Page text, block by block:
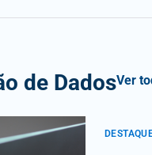
de DadosVer